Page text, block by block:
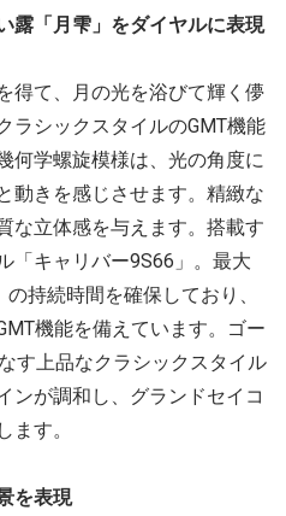
露「月雫」をダイヤルに表現
得て、月の光を浴びて輝く儚
ラシックスタイルのGMT機能
何学螺旋模様は、光の角度に
動きを感じさせます。精緻な
な立体感を与えます。搭載す
「キャリバー9S66」。最大
持続時間を確保しており、
機能を備えています。ゴー
す上品なクラシックスタイル
ンが調和し、グランドセイコ
ます。
を表現